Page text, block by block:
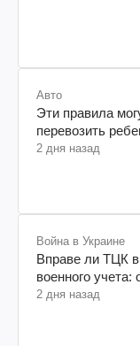
Авто
Эти правила
перевозить
2 дня назад
Война в Украине
Вправе ли ТЦК
военного
2 дня назад